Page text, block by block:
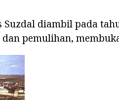
Suzdal diambil pada
pemulihan,